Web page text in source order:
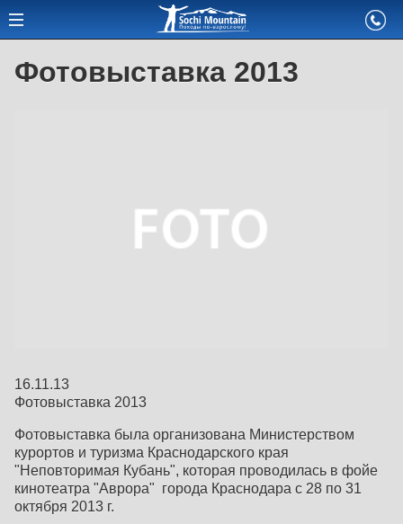
Фотовыставка 2013
16.11.13
Фотовыставка 2013
Фотовыставка была организована Министерством
курортов и туризма Краснодарского края
"Неповторимая Кубань", которая проводилась в фойе
кинотеатра "Аврора" города Краснодара с 28 по 31
октября 2013 г.